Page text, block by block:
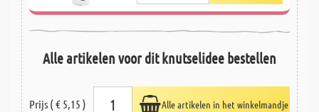
Alle artikelen voor dit knutselidee bestellen
Prijs ( € 5,15 ) Alle artikelen in het winkelmandje